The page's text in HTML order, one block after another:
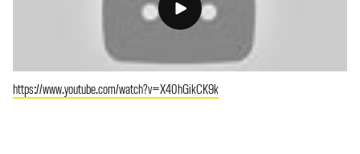
https://www.youtube.com/watch?v=X40hGikCK9k